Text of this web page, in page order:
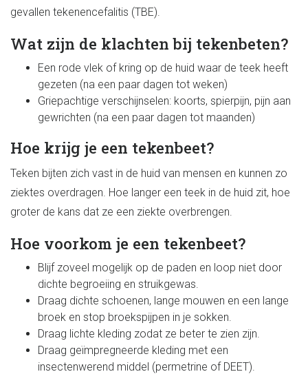
gevallen tekenencefalitis (TBE).
Wat zijn de klachten bij tekenbeten?
Een rode vlek of kring op de huid waar de teek heeft
gezeten (na een paar dagen tot weken)
Griepachtige verschijnselen: koorts, spierpijn, pijn aan
gewrichten (na een paar dagen tot maanden)
Hoe krijg je een tekenbeet?
Teken bijten zich vast in de huid van mensen en kunnen zo
ziektes overdragen. Hoe langer een teek in de huid zit, hoe
groter de kans dat ze een ziekte overbrengen.
Hoe voorkom je een tekenbeet?
Blijf zoveel mogelijk op de paden en loop niet door
dichte begroeiing en struikgewas.
Draag dichte schoenen, lange mouwen en een lange
broek en stop broekspijpen in je sokken.
Draag lichte kleding zodat ze beter te zien zijn.
Draag geïmpregneerde kleding met een
insectenwerend middel (permetrine of DEET).